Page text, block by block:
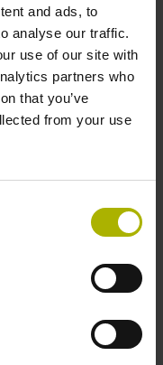
and ads, to
analyse our traffic.
use of our site with
partners who
that you’ve
from your use
523
suche?